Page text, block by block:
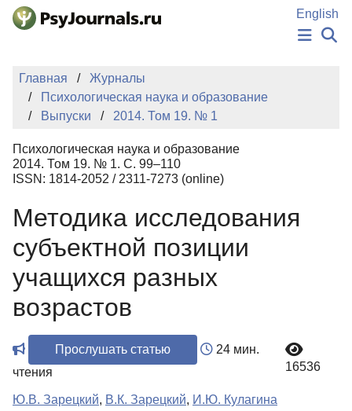
Перейти к основному содержанию
English
НОВОСТИ
ИЗДАНИЯ
АВТОРЫ
БАЗА ЗНАНИЙ
КЛЮЧЕВЫЕ СЛОВА
Регистрация
Главная
Журналы
Психологическая наука и образование
Выпуски
2014. Том 19. № 1
Психологическая наука и образование
2014. Том 19. № 1. С. 99–110
ISSN: 1814-2052 / 2311-7273 (online)
Методика исследования
субъектной позиции
учащихся разных
возрастов
Прослушать статью
24 мин.
чтения
16536
Ю.В. Зарецкий, В.К. Зарецкий, И.Ю. Кулагина